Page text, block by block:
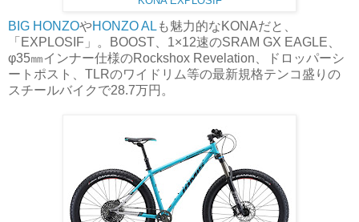
BIG HONZOやHONZO AL も魅力的なKONAだと、
「EXPLOSIF」。BOOST、1×12速のSRAM GX EAGLE、
φ35㎜インナー仕様のRockshox Revelation、ドロッパーシ
ートポスト、TLRのワイドリム等の最新規格テンコ盛りの
スチールバイクで28.7万円。